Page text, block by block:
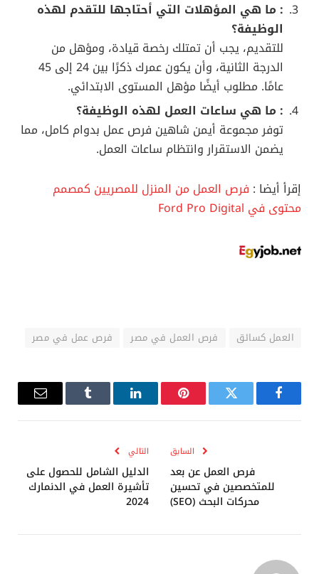
: ما هي المؤهلات التي أحتاجها للتقدم لهذه
الوظيفة؟
للتقديم، يجب أن تمتلك رخصة قيادة، ومؤهل من
الدرجة الثانية، وأن يكون عمرك ذكرًا بين 24 إلى 45
عامًا. مطلوب أيضًا مؤهل المستوى الابتدائي.
: ما هي ساعات العمل لهذه الوظيفة؟
توفر مجموعة أيمن شاهين فرص عمل بدوام كامل، مما
يضمن الاستقرار وانتظام ساعات العمل.
إقرأ أيضا : فرص العمل من المنزل للمصريين كمصمم
محتوى في Ford Pro Digital
العمل كسائق فرص العمل في مصر فرص عمل في مصر
فيسبوك تويتر بينتيريستلينكدإن Tumblr
البريد
السابق
فرص العمل عن بعد
للمتخصصين في تحسين
محركات البحث (SEO)
التالي
الدليل الشامل للحصول على
تأشيرة العمل في الدنمارك
2024